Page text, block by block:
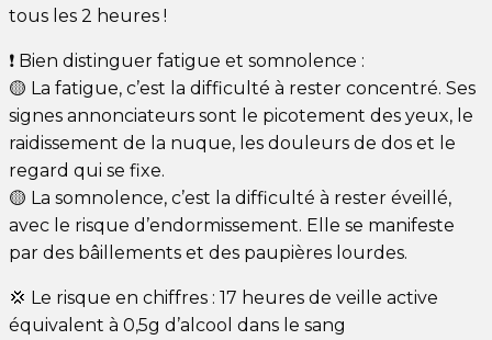
tous les 2 heures !
❗️ Bien distinguer fatigue et somnolence :
🟡 La fatigue, c’est la difficulté à rester concentré. Ses
signes annonciateurs sont le picotement des yeux, le
raidissement de la nuque, les douleurs de dos et le
regard qui se fixe.
🟡 La somnolence, c’est la difficulté à rester éveillé,
avec le risque d’endormissement. Elle se manifeste
par des bâillements et des paupières lourdes.
💢 Le risque en chiffres : 17 heures de veille active
équivalent à 0,5g d’alcool dans le sang